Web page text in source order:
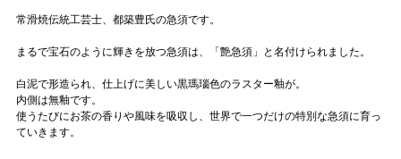
常滑焼伝統工芸士、都築豊氏の急須です。
まるで宝石のように輝きを放つ急須は、「艶急須」と名付けられました。
白泥で形造られ、仕上げに美しい黒瑪瑙色のラスター釉が。
内側は無釉です。
使うたびにお茶の香りや風味を吸収し、世界で一つだけの特別な急須に育っ
ていきます。